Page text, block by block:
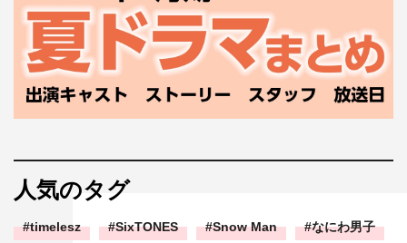
人気のタグ
timelesz SixTONES Snow Man なにわ男子